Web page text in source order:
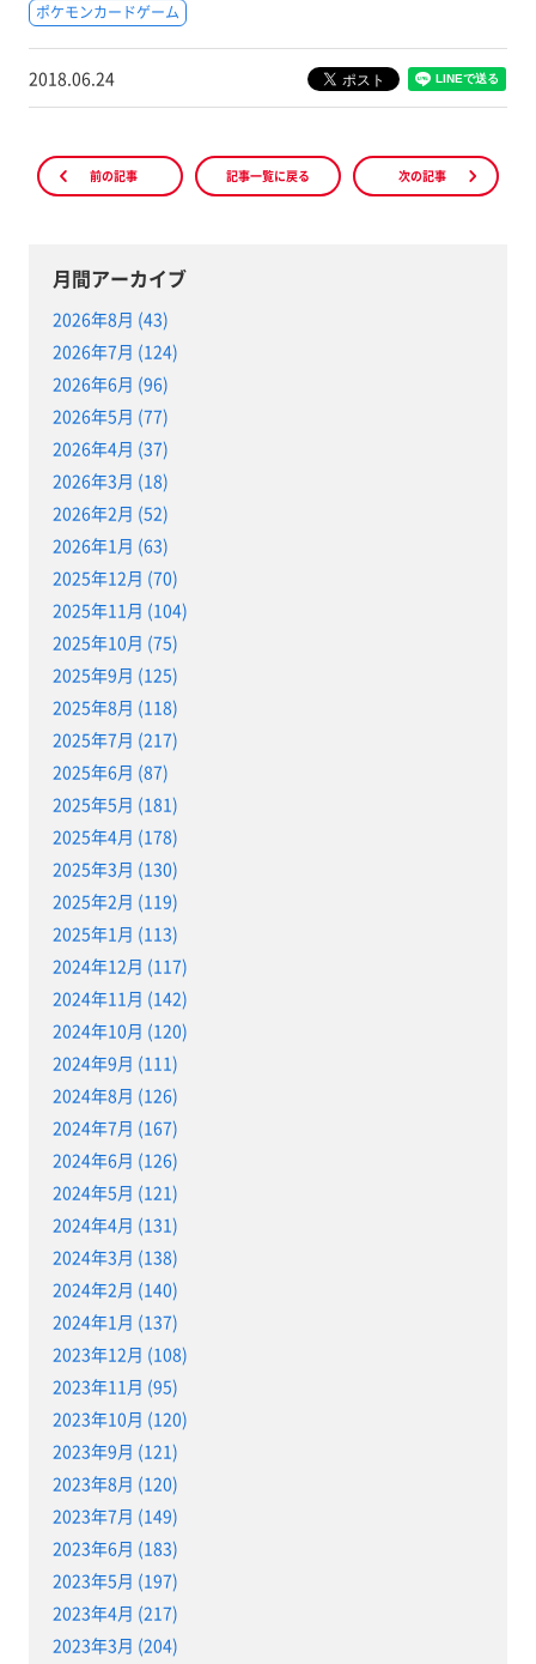
ポケモンカードゲーム
2018.06.24
前の記事 記事一覧に戻る 次の記事
月間アーカイブ
2026年8月 (43)
2026年7月 (124)
2026年6月 (96)
2026年5月 (77)
2026年4月 (37)
2026年3月 (18)
2026年2月 (52)
2026年1月 (63)
2025年12月 (70)
2025年11月 (104)
2025年10月 (75)
2025年9月 (125)
2025年8月 (118)
2025年7月 (217)
2025年6月 (87)
2025年5月 (181)
2025年4月 (178)
2025年3月 (130)
2025年2月 (119)
2025年1月 (113)
2024年12月 (117)
2024年11月 (142)
2024年10月 (120)
2024年9月 (111)
2024年8月 (126)
2024年7月 (167)
2024年6月 (126)
2024年5月 (121)
2024年4月 (131)
2024年3月 (138)
2024年2月 (140)
2024年1月 (137)
2023年12月 (108)
2023年11月 (95)
2023年10月 (120)
2023年9月 (121)
2023年8月 (120)
2023年7月 (149)
2023年6月 (183)
2023年5月 (197)
2023年4月 (217)
2023年3月 (204)